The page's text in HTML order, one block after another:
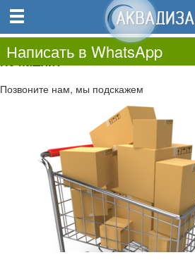
0.00
0
Не нашли?
Позвоните нам, мы подскажем
Написать в WhatsApp